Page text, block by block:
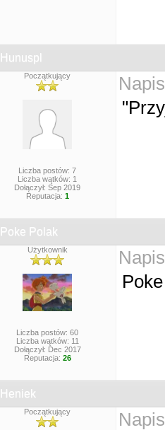
Hunuspl
Początkujący
Liczba postów: 7
Liczba wątków: 1
Dołączył: Sep 2019
Reputacja: 1
Poke Polak
Użytkownik
Liczba postów: 60
Liczba wątków: 11
Dołączył: Dec 2017
Reputacja: 26
Heniek
Początkujący